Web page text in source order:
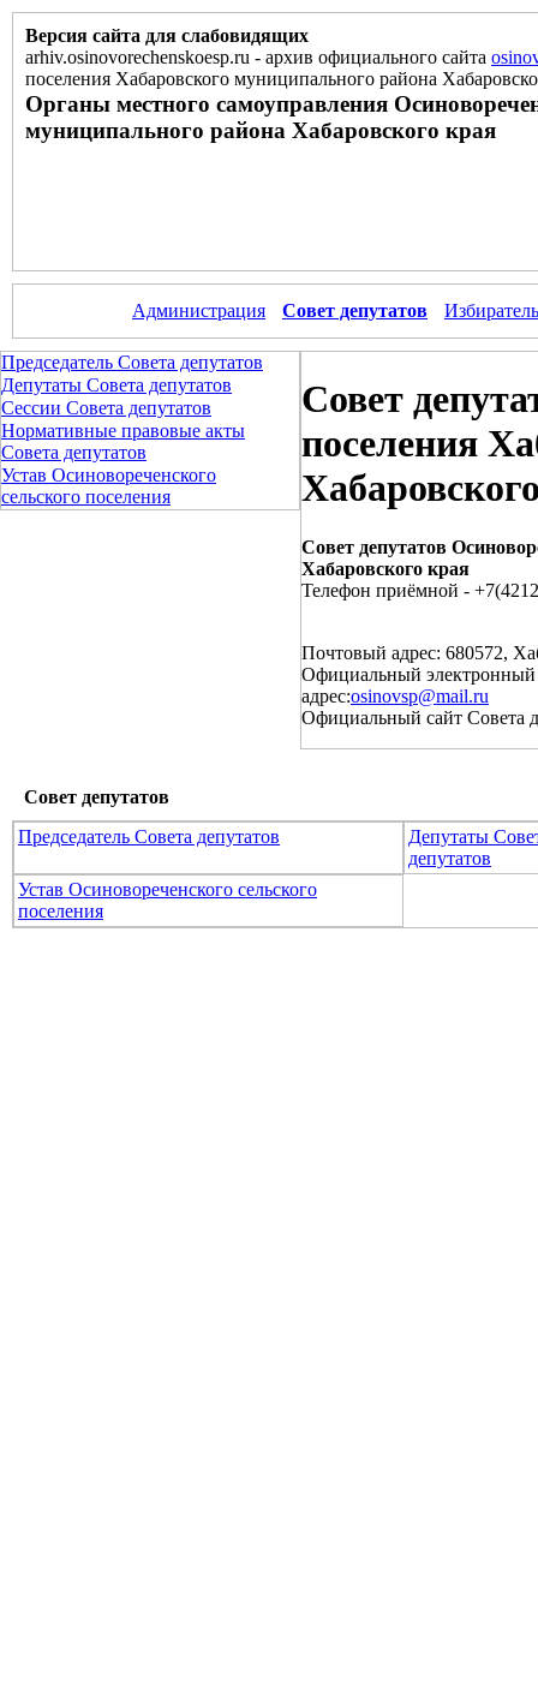
Версия сайта для слабовидящих
arhiv.osinovorechenskoesp.ru - архив официального сайта
поселения Хабаровского муниципального района
Органы местного самоуправления
муниципального района Хабаровского края
Администрация Совет депутатов
Председатель Совета депутатов
Депутаты Совета депутатов
Сессии Совета депутатов
Нормативные правовые акты
Совета депутатов
Устав Осиновореченского
сельского поселения
Совет
поселения
Совет депутатов
Хабаровского края
Телефон приёмной -
Почтовый адрес: 680572,
Официальный электронный
адрес:osinovsp@mail.ru
Официальный сайт Совета
Совет депутатов
Председатель Совета депутатов
Депутаты
депутатов
Устав Осиновореченского сельского
поселения